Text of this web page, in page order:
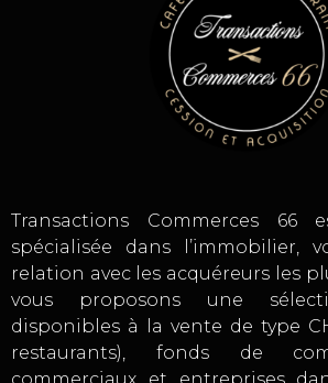
Transactions Commerces 66
spécialisée dans l’immobilier,
relation avec les acquéreurs les
vous proposons une
disponibles à la vente de type
restaurants), fonds de